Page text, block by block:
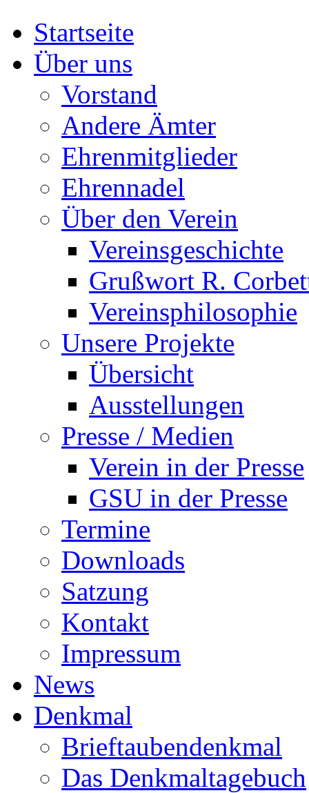
Startseite
Über uns
Vorstand
Andere Ämter
Ehrenmitglieder
Ehrennadel
Über den Verein
Vereinsgeschichte
Grußwort R.
Vereinsphilosophie
Unsere Projekte
Übersicht
Ausstellungen
Presse / Medien
Verein in der Presse
GSU in der Presse
Termine
Downloads
Satzung
Kontakt
Impressum
News
Denkmal
Brieftaubendenkmal
Das Denkmaltagebuch